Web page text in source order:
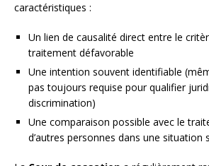
caractéristiques :
Un lien de causalité direct entre le
traitement défavorable
Une intention souvent identifiable
pas toujours requise pour qualifier
discrimination)
Une comparaison possible avec le
d’autres personnes dans une situation